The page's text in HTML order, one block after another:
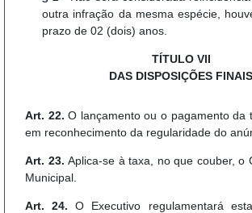
outra infração da mesma espécie,
prazo de 02 (dois) anos.
TÍTULO VII
DAS DISPOSIÇÕES FINAIS
Art. 22.O lançamento ou o pagamento da
em reconhecimento da regularidade do
Art. 23. Aplica-se à taxa, no que couber, o
Municipal.
Art. 24.O Executivo regulamentará